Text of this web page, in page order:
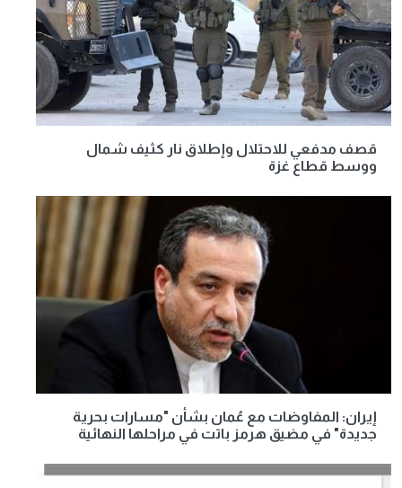
قصف مدفعي للاحتلال وإطلاق نار كثيف شمال
ووسط قطاع غزة
إيران: المفاوضات مع عُمان بشأن "مسارات بحرية
جديدة" في مضيق هرمز باتت في مراحلها النهائية